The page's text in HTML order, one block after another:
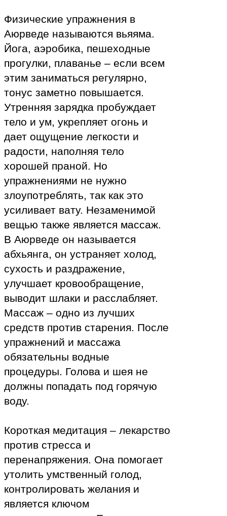
Физические упражнения в
Аюрведе называются вьяяма.
Йога, аэробика, пешеходные
прогулки, плаванье – если всем
этим заниматься регулярно,
тонус заметно повышается.
Утренняя зарядка пробуждает
тело и ум, укрепляет огонь и
дает ощущение легкости и
радости, наполняя тело
хорошей праной. Но
упражнениями не нужно
злоупотреблять, так как это
усиливает вату. Незаменимой
вещью также является массаж.
В Аюрведе он называется
абхьянга, он устраняет холод,
сухость и раздражение,
улучшает кровообращение,
выводит шлаки и расслабляет.
Массаж – одно из лучших
средств против старения. После
упражнений и массажа
обязательны водные
процедуры. Голова и шея не
должны попадать под горячую
воду.
Короткая медитация – лекарство
против стресса и
перенапряжения. Она помогает
утолить умственный голод,
контролировать желания и
является ключом